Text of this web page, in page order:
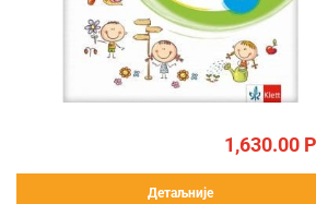
1,630.00
Детаљније